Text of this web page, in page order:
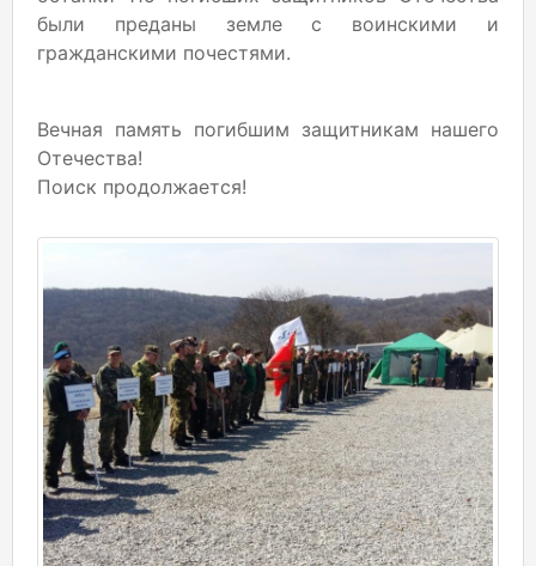
были преданы земле с воинскими и
гражданскими почестями.
Вечная память погибшим защитникам нашего
Отечества!
Поиск продолжается!